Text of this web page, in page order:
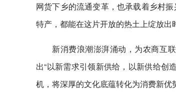
网货下乡的流通变革，也承载着乡村
特产，都能在这片开放的热土上绽放出
新消费浪潮澎湃涌动，为农商互
出“以新需求引领新供给，以新供给创
机，将深厚的文化底蕴转化为消费新